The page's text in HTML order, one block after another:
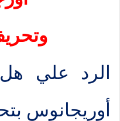
الرد علي
أوريجانوس